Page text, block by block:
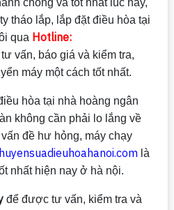
chóng và tốt nhất lúc này,
tháo lắp, lắp đặt điều hòa tại
qua Hotline:
vấn, báo giá và kiểm tra,
máy một cách tốt nhất.
hòa tại nhà hoàng ngân
không cần phải lo lắng về
đề hư hỏng, máy chạy
là
nhất hiện nay ở hà nội.
để được tư vấn, kiểm tra và